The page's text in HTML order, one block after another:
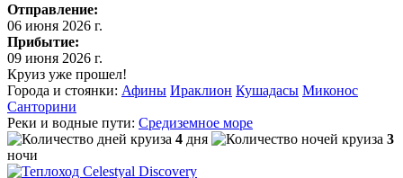
Отправление:
06 июня 2026 г.
Прибытие:
09 июня 2026 г.
Круиз уже прошел!
Города и стоянки: Афины Ираклион Кушадасы Миконос
Санторини
Реки и водные пути: Средиземное море
4 дня
3
ночи